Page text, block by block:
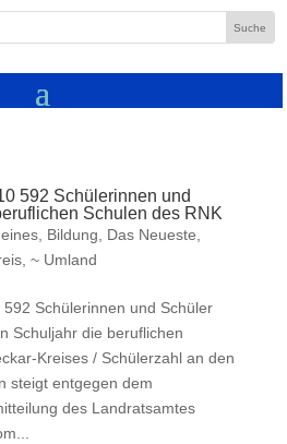
592 Schülerinnen und
Schulen des RNK
, Bildung Das Neueste
, ~ Umland
592 Schülerinnen und Schüler
Schuljahr die beruflichen
Kreises / Schülerzahl an den
steigt entgegen dem
des Landratsamtes